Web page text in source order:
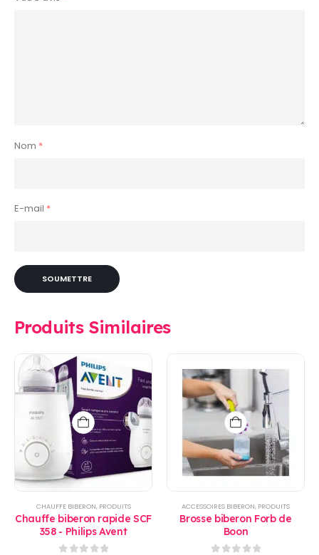
Nom *
E-mail *
Produits Similaires
CHAUFFE BIBERON, PRODUITS
Chauffe biberon rapide SCF
358 - Philips Avent
ACCESSOIRES BIBERON, PRODUITS
Brosse biberon Forb de
Boon